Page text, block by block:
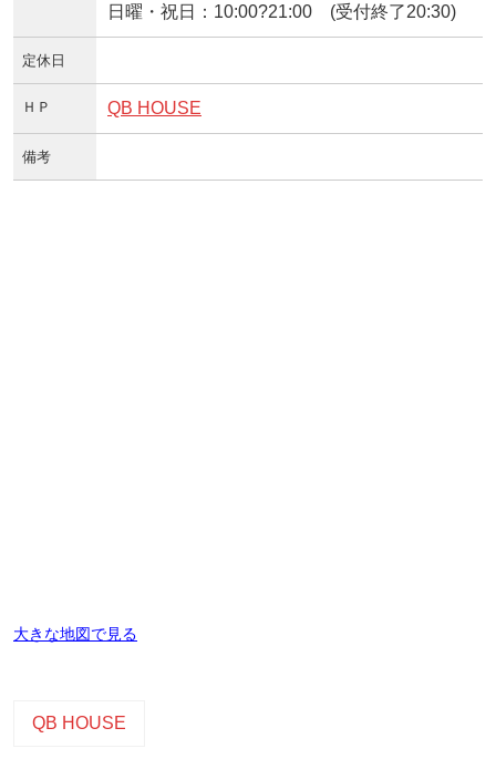
日曜・祝日：10:00?21:00 (受付終了20:30)
定休日
ＨＰ QB HOUSE
備考
大きな地図で見る
QB HOUSE